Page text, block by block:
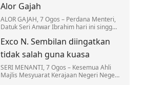
Alor Gajah
ALOR GAJAH, 7 Ogos – Perdana Menteri,
Datuk Seri Anwar Ibrahim hari ini singgah
sini kira-kira 12.30 tengah hari.
Exco N. Sembilan diingatkan
tidak salah guna kuasa
SERI MENANTI, 7 Ogos – Kesemua Ahli
Majlis Mesyuarat Kerajaan Negeri Negeri